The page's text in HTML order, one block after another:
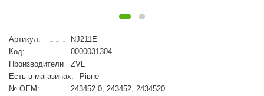
Артикул:
NJ211E
Код:
0000031304
Производители
ZVL
Есть в магазинах:
Рівне
№ OEM:
243452.0, 243452, 2434520